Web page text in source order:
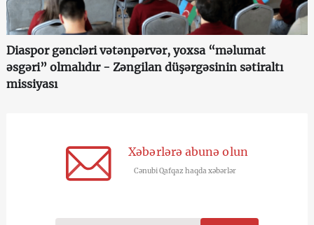
Diaspor gəncləri vətənpərvər, yoxsa “məlumat
əsgəri” olmalıdır - Zəngilan düşərgəsinin sətiraltı
missiyası
Xəbərlərə abunə olun
Cənubi Qafqaz haqda xəbərlər